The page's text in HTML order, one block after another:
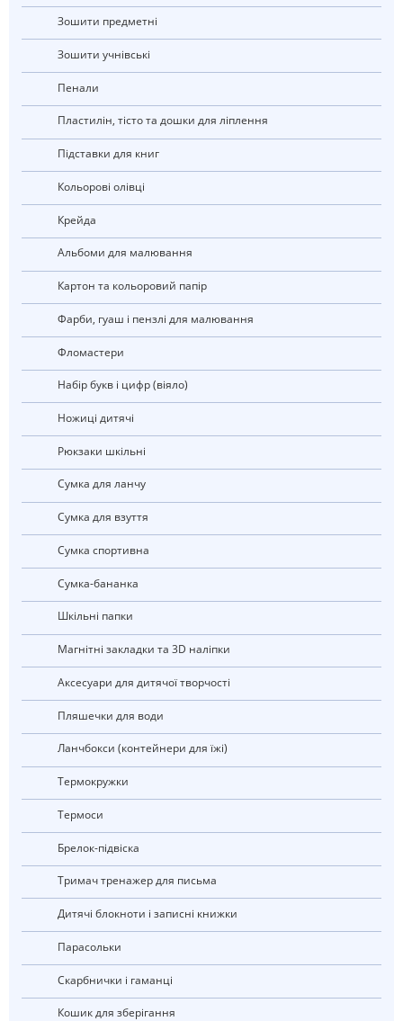
Зошити предметні
Зошити учнівські
Пенали
Пластилін, тісто та дошки для ліплення
Підставки для книг
Кольорові олівці
Крейда
Альбоми для малювання
Картон та кольоровий папір
Фарби, гуаш і пензлі для малювання
Фломастери
Набір букв і цифр (віяло)
Ножиці дитячі
рюкзаки шкільні
Сумка для ланчу
Сумка для взуття
Сумка спортивна
Сумка-бананка
Шкільні папки
Магнітні закладки та 3D наліпки
Аксесуари для дитячої творчості
Пляшечки для води
Ланчбокси (контейнери для їжі)
Термокружки
Термоси
Брелок-підвіска
Тримач тренажер для письма
Дитячі блокноти і записні книжки
Парасольки
Скарбнички і гаманці
Кошик для зберігання